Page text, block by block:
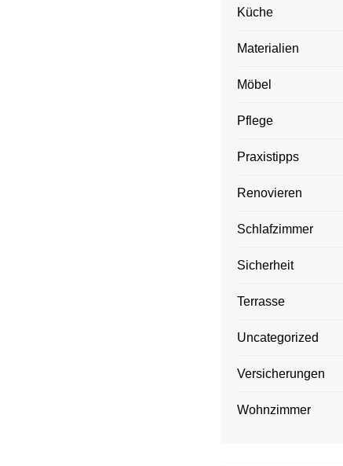
Küche
Materialien
Möbel
Pflege
Praxistipps
Renovieren
Schlafzimmer
Sicherheit
Terrasse
Uncategorized
Versicherungen
Wohnzimmer